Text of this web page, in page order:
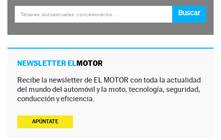
NEWSLETTER ELMOTOR
Recibe la newsletter de EL MOTOR con toda la actualidad
del mundo del automóvil y la moto, tecnología, seguridad,
conducción y eficiencia.
APÚNTATE